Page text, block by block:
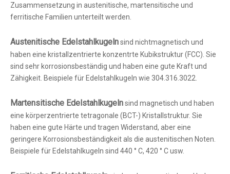
Zusammensetzung in austenitische, martensitische und
ferritische Familien unterteilt werden.
Austenitische Edelstahlkugelnsind nichtmagnetisch und
haben eine kristallzentrierte konzentrte Kubikstruktur (FCC). Sie
sind sehr korrosionsbeständig und haben eine gute Kraft und
Zähigkeit. Beispiele für Edelstahlkugeln wie 304.316.3022.
Martensitische Edelstahlkugelnsind magnetisch und haben
eine körperzentrierte tetragonale (BCT-) Kristallstruktur. Sie
haben eine gute Härte und tragen Widerstand, aber eine
geringere Korrosionsbeständigkeit als die austenitischen Noten.
Beispiele für Edelstahlkugeln sind 440 ° C, 420 ° C usw.